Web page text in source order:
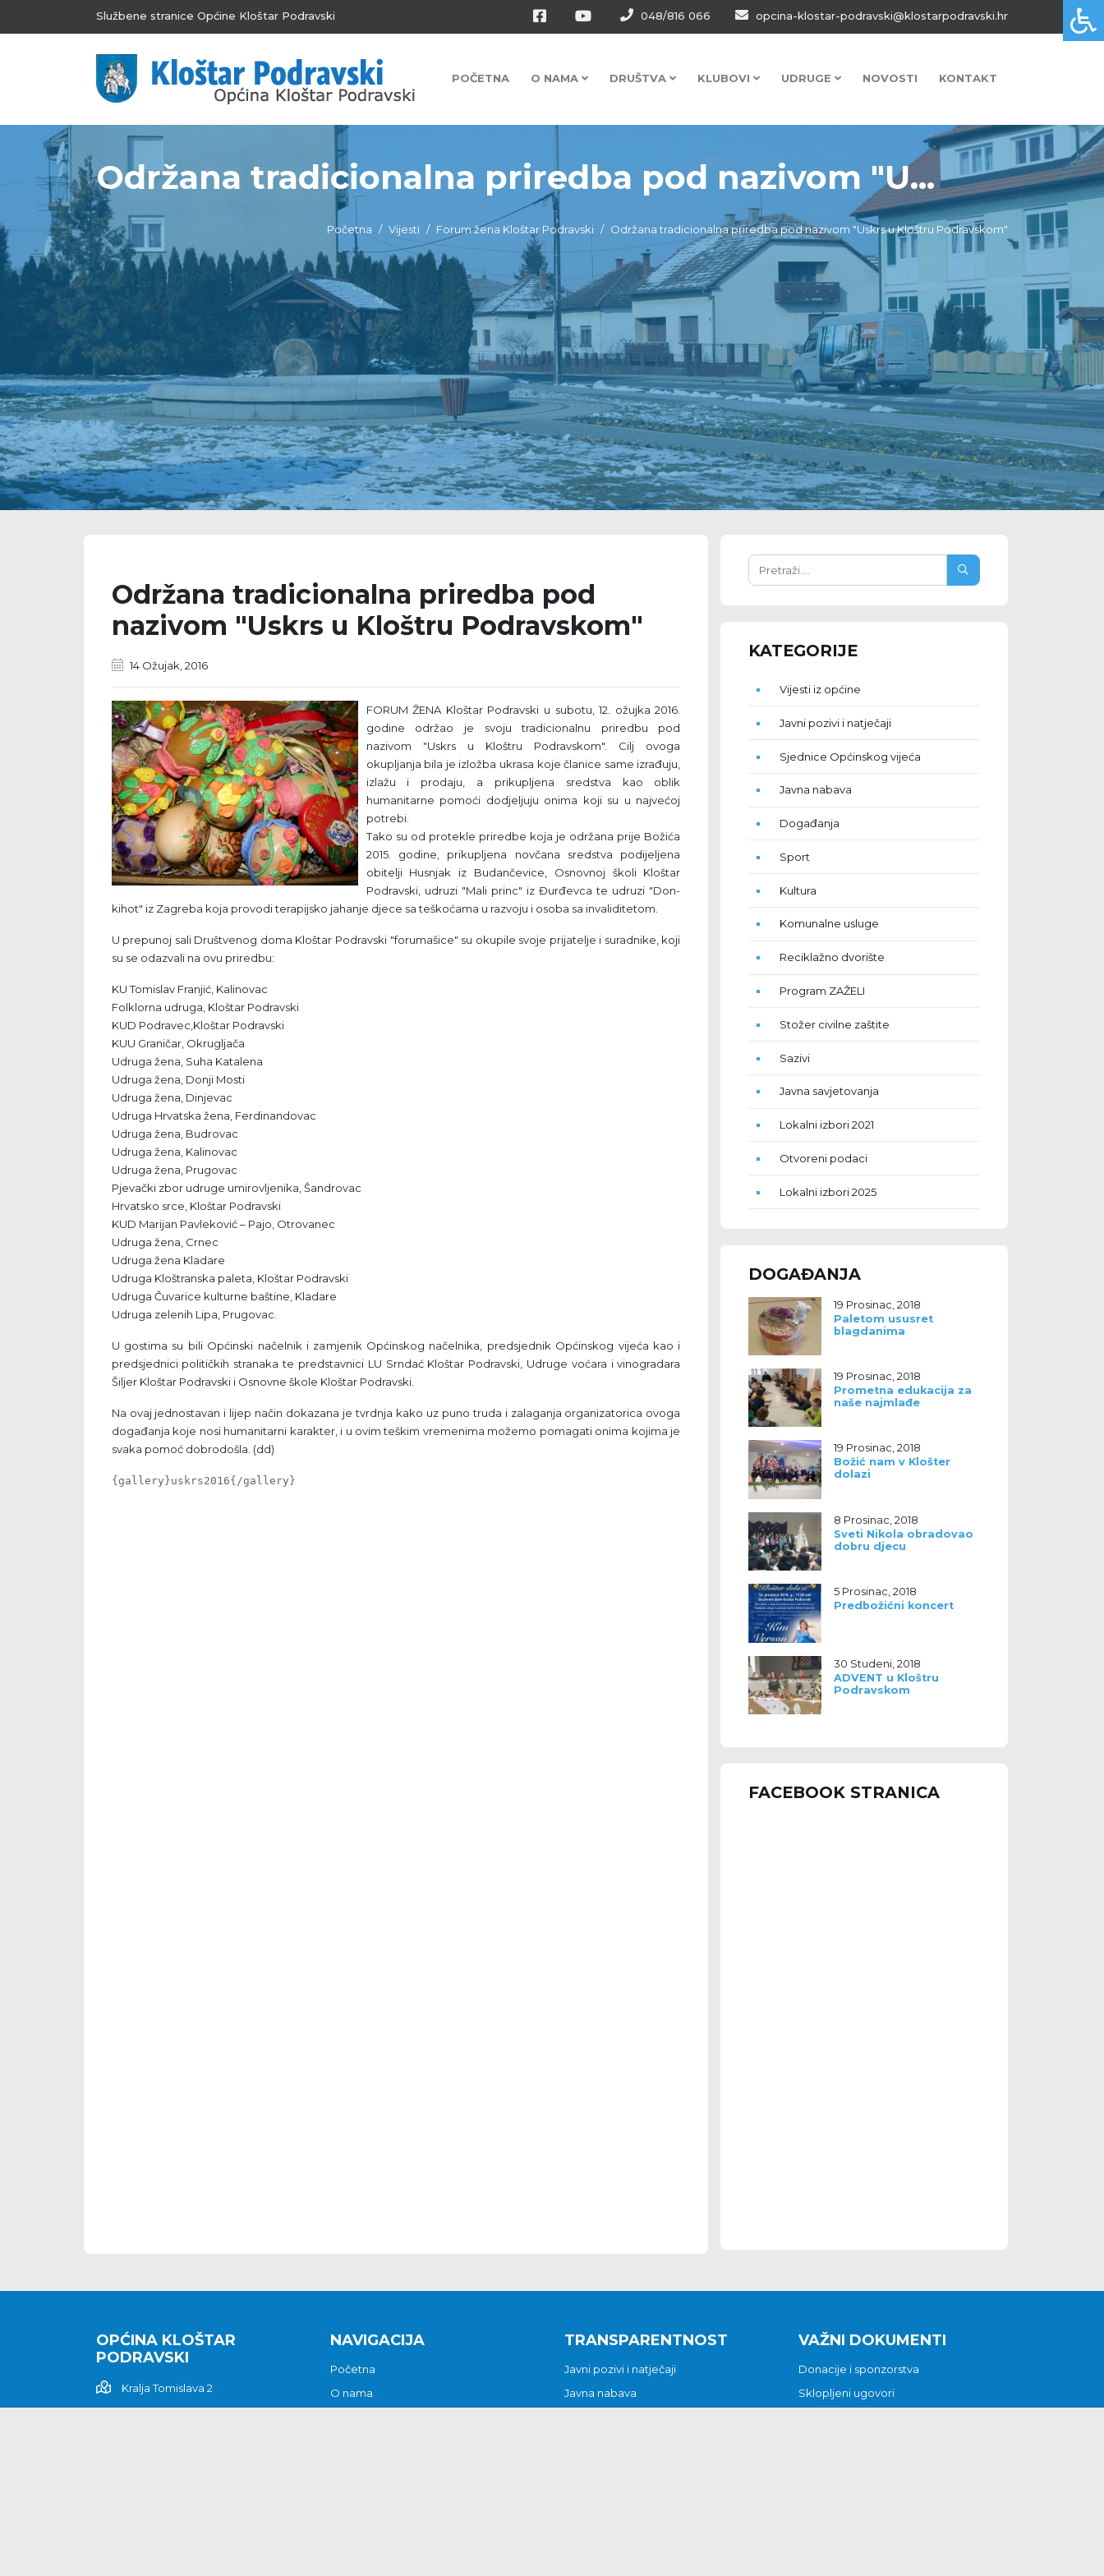
Službene stranice Općine Kloštar Podravski 048/816 066 opcina-klostar-podravski@klostarpodravski.hr
POČETNA O NAMA DRUŠTVA KLUBOVI UDRUGE NOVOSTI KONTAKT
Održana tradicionalna priredba pod nazivom "U...
Početna Vijesti Forum žena Kloštar Podravski Održana tradicionalna priredba pod nazivom "Uskrs u Kloštru Podravskom"
Održana tradicionalna priredba pod
nazivom "Uskrs u Kloštru Podravskom"
14 Ožujak, 2016
FORUM ŽENA Kloštar Podravski u subotu, 12. ožujka 2016.
godine održao je svoju tradicionalnu priredbu pod
nazivom "Uskrs u Kloštru Podravskom". Cilj ovoga
okupljanja bila je izložba ukrasa koje članice same izrađuju,
izlažu i prodaju, a prikupljena sredstva kao oblik
humanitarne pomoći dodjeljuju onima koji su u najvećoj
potrebi.
Tako su od protekle priredbe koja je održana prije Božića
2015. godine, prikupljena novčana sredstva podijeljena
obitelji Husnjak iz Budančevice, Osnovnoj školi Kloštar
Podravski, udruzi "Mali princ" iz Đurđevca te udruzi "Don-
kihot" iz Zagreba koja provodi terapijsko jahanje djece sa teškoćama u razvoju i osoba sa invaliditetom.
U prepunoj sali Društvenog doma Kloštar Podravski "forumašice" su okupile svoje prijatelje i suradnike, koji
su se odazvali na ovu priredbu:
KU Tomislav Franjić, Kalinovac
Folklorna udruga, Kloštar Podravski
KUD Podravec,Kloštar Podravski
KUU Graničar, Okrugljača
Udruga žena, Suha Katalena
Udruga žena, Donji Mosti
Udruga žena, Dinjevac
Udruga Hrvatska žena, Ferdinandovac
Udruga žena, Budrovac
Udruga žena, Kalinovac
Udruga žena, Prugovac
Pjevački zbor udruge umirovljenika, Šandrovac
Hrvatsko srce, Kloštar Podravski
KUD Marijan Pavleković – Pajo, Otrovanec
Udruga žena, Crnec
Udruga žena Kladare
Udruga Kloštranska paleta, Kloštar Podravski
Udruga Čuvarice kulturne baštine, Kladare
Udruga zelenih Lipa, Prugovac.
U gostima su bili Općinski načelnik i zamjenik Općinskog načelnika, predsjednik Općinskog vijeća kao i
predsjednici političkih stranaka te predstavnici LU Srndać Kloštar Podravski, Udruge voćara i vinogradara
Šiljer Kloštar Podravski i Osnovne škole Kloštar Podravski.
Na ovaj jednostavan i lijep način dokazana je tvrdnja kako uz puno truda i zalaganja organizatorica ovoga
događanja koje nosi humanitarni karakter, i u ovim teškim vremenima možemo pomagati onima kojima je
svaka pomoć dobrodošla. (dd)
{gallery}uskrs2016{/gallery}
KATEGORIJE
Vijesti iz općine
Javni pozivi i natječaji
Sjednice Općinskog vijeća
Javna nabava
Događanja
Sport
Kultura
Komunalne usluge
Reciklažno dvorište
Program ZAŽELI
Stožer civilne zaštite
Sazivi
Javna savjetovanja
Lokalni izbori 2021
Otvoreni podaci
Lokalni izbori 2025
DOGAĐANJA
19 Prosinac, 2018
Paletom ususret
blagdanima
19 Prosinac, 2018
Prometna edukacija za
naše najmlađe
19 Prosinac, 2018
Božić nam v Klošter
dolazi
8 Prosinac, 2018
Sveti Nikola obradovao
dobru djecu
5 Prosinac, 2018
Predbožićni koncert
30 Studeni, 2018
ADVENT u Kloštru
Podravskom
FACEBOOK STRANICA
OPĆINA KLOŠTAR
PODRAVSKI
Kralja Tomislava 2
NAVIGACIJA
Početna
O nama
TRANSPARENTNOST
Javni pozivi i natječaji
Javna nabava
VAŽNI DOKUMENTI
Donacije i sponzorstva
Sklopljeni ugovori